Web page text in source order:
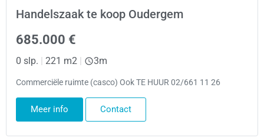
Handelszaak te koop Oudergem
685.000 €
0 slp. | 221 m2 | 3m
Commerciële ruimte (casco) Ook TE HUUR 02/661 11 26
Meer info Contact